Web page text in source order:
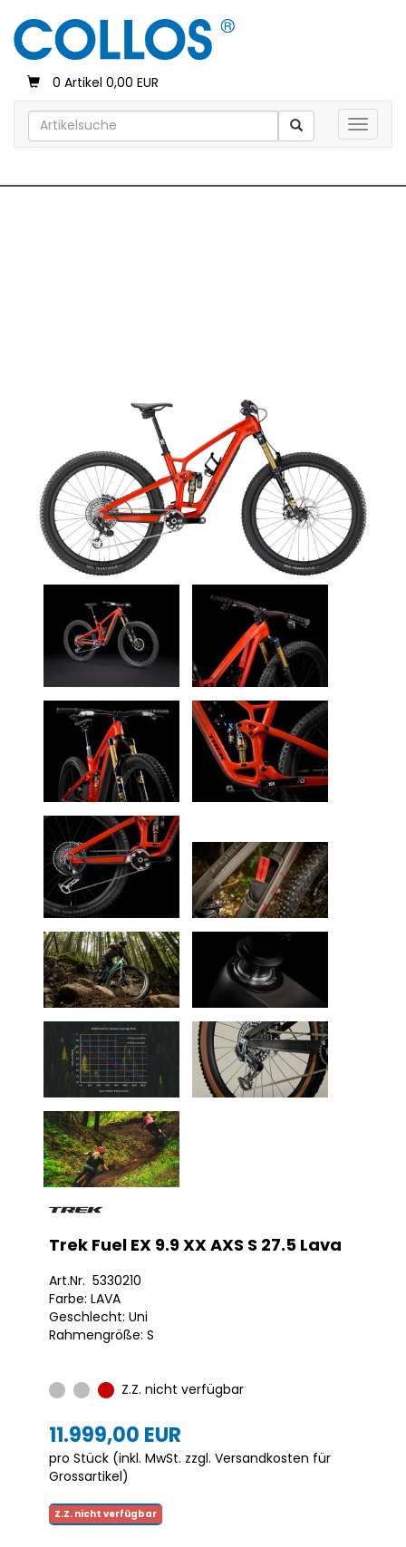
0 Artikel 0,00 EUR
Toggle
Trek Fuel EX 9.9 XX AXS S 27.5 Lava
Art.Nr. 5330210
Farbe: LAVA
Geschlecht: Uni
Rahmengröße: S
Z.Z. nicht verfügbar
11.999,00 EUR
pro Stück (inkl. MwSt. zzgl. Versandkosten für
Grossartikel)
Z.Z. nicht verfügbar